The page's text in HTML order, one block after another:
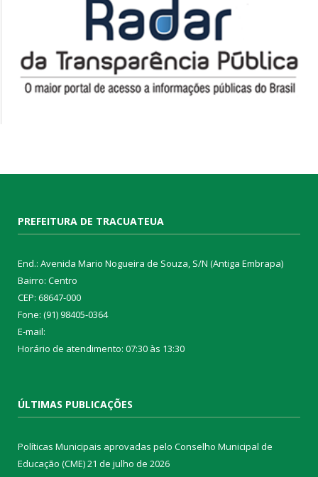
PREFEITURA DE TRACUATEUA
End.: Avenida Mario Nogueira de Souza, S/N (Antiga Embrapa)
Bairro: Centro
CEP: 68647-000
Fone: (91) 98405-0364
E-mail:
Horário de atendimento: 07:30 às 13:30
ÚLTIMAS PUBLICAÇÕES
Políticas Municipais aprovadas pelo Conselho Municipal de
Educação (CME)21 de julho de 2026